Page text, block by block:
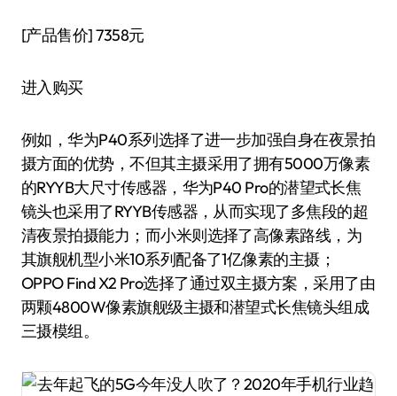
[产品售价]7358元
进入购买
例如，华为P40系列选择了进一步加强自身在夜景拍
摄方面的优势，不但其主摄采用了拥有5000万像素
的RYYB大尺寸传感器，华为P40 Pro的潜望式长焦
镜头也采用了RYYB传感器，从而实现了多焦段的超
清夜景拍摄能力；而小米则选择了高像素路线，为
其旗舰机型小米10系列配备了1亿像素的主摄；
OPPO Find X2 Pro选择了通过双主摄方案，采用了由
两颗4800W像素旗舰级主摄和潜望式长焦镜头组成
三摄模组。